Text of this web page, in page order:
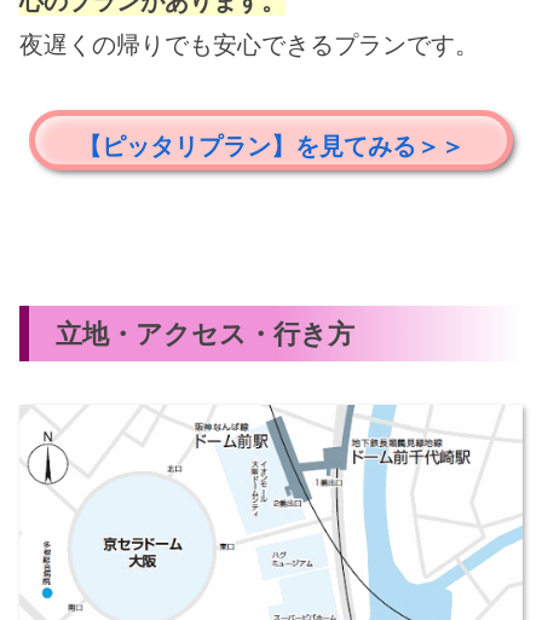
夜遅くの帰りでも安心できるプランです。
【ピッタリプラン】を見てみる＞＞
立地・アクセス・行き方